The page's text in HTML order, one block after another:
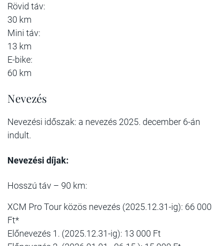
Rövid táv:
30 km
Mini táv:
13 km
E-bike:
60 km
Nevezés
Nevezési időszak: a nevezés 2025. december 6-án
indult.
Nevezési díjak:
Hosszú táv – 90 km:
XCM Pro Tour közös nevezés (2025.12.31-ig): 66 000
Ft*
Előnevezés 1. (2025.12.31-ig): 13 000 Ft